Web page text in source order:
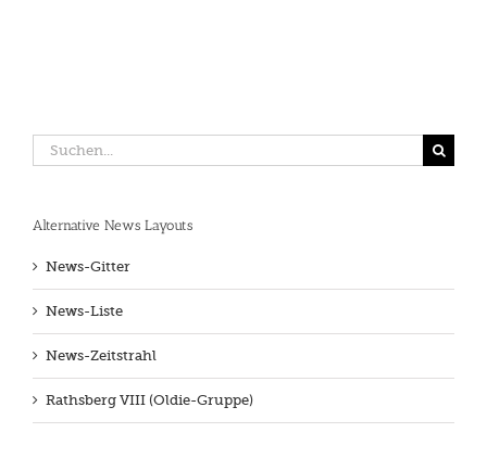
Suche
nach:
Alternative News Layouts
News-Gitter
News-Liste
News-Zeitstrahl
Rathsberg VIII (Oldie-Gruppe)